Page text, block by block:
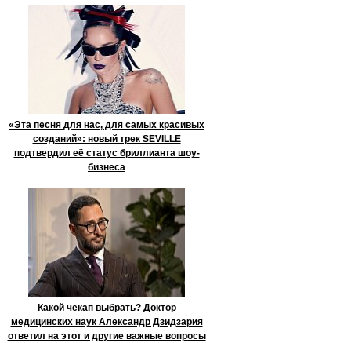
«Эта песня для нас, для самых красивых
созданий»: новый трек SEVILLE
подтвердил её статус бриллианта шоу-
бизнеса
Какой чекап выбрать? Доктор
медицинских наук Александр Дзидзария
ответил на этот и другие важные вопросы